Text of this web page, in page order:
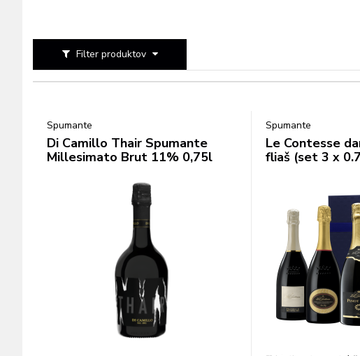
Filter produktov
Spumante
Di Camillo Thair Spumante
Millesimato Brut 11% 0,75l
Spumante
Le Contesse
fliaš (set 3 x